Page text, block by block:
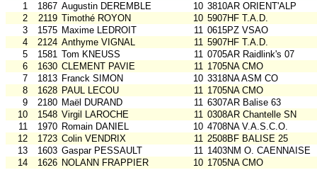
1
1867 Augustin DEREMBLE 10 3810AR ORIENT'ALP
2
2119 Timothé ROYON 10 5907HF T.A.D.
3
1575 Maxime LEDROIT 11 0615PZ VSAO
4
2124 Anthyme VIGNAL 11 5907HF T.A.D.
5
1581 Tom KNEUSS 11 0705AR Raidlink's 07
6
1630 CLEMENT PAVIE 11 1705NA CMO
7
1813 Franck SIMON 10 3318NA ASM CO
8
1628 PAUL LECOU 11 1705NA CMO
9
2180 Maël DURAND 11 6307AR Balise 63
10
1548 Virgil LAROCHE 11 0308AR Chantelle SN
11
1970 Romain DANIEL 10 4708NA V.A.S.C.O.
12
1723 Colin VENDRIX 11 2508BF BALISE 25
13
1603 Gaspar PESSAULT 11 1403NM O. CAENNAISE
14
1626 NOLANN FRAPPIER 10 1705NA CMO